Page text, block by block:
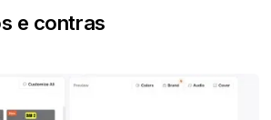
e contras